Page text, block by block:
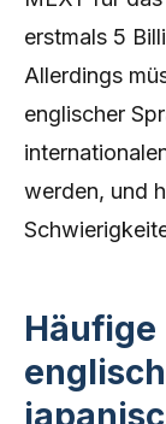
erstmals 5
Allerdings
englischer
werden, und
Häufige